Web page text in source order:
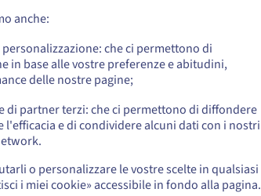
anche:
che ci permettono di
in base alle vostre preferenze e abitudini,
delle nostre pagine;
di partner terzi: che ci permettono di diffondere
e di condividere alcuni dati con i nostri
o personalizzare le vostre scelte in qualsiasi
i miei cookie» accessibile in fondo alla pagina.